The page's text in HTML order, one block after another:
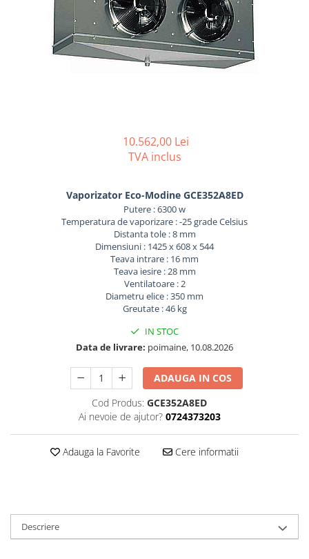
REZISTENTE DIGIVRARE
REZISTENTE SILICONICE
Compresoare Cubigel R134a
Compresoare Cubigel R404a
Compresoare Jiaxipera
VAPORIZATOARE LU-VE
10.562,00 Lei
TVA inclus
Vaporizator Eco-Modine GCE352A8ED
Putere : 6300 w
Temperatura de vaporizare : -25 grade Celsius
Distanta tole : 8 mm
Dimensiuni : 1425 x 608 x 544
Teava intrare : 16 mm
Teava iesire : 28 mm
Ventilatoare : 2
Diametru elice : 350 mm
Greutate : 46 kg
IN STOC
Data de livrare: poimaine, 10.08.2026
ADAUGA IN COS
Cod Produs: GCE352A8ED
Ai nevoie de ajutor? 0724373203
Adauga la Favorite Cere informatii
Descriere